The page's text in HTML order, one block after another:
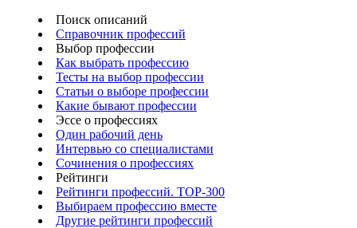
Поиск описаний
Справочник профессий
Выбор профессии
Как выбрать профессию
Тесты на выбор профессии
Статьи о выборе профессии
Какие бывают профессии
Эссе о профессиях
Один рабочий день
Интервью со специалистами
Сочинения о профессиях
Рейтинги
Рейтинги профессий. TOP-300
Выбираем профессию вместе
Другие рейтинги профессий